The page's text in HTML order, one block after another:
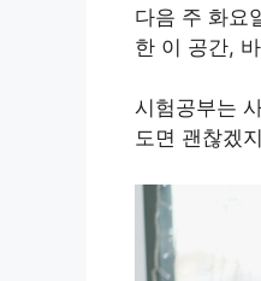
다음 주 화요
한 이 공간,
시험공부는
도면 괜찮겠